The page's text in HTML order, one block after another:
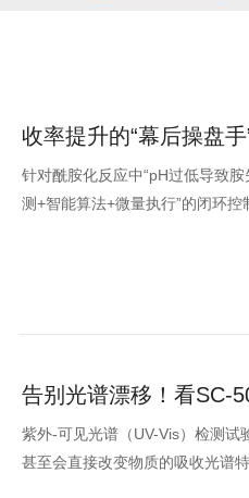
收率提升的“幕后操盘
针对酰胺化反应中“pH过低导致
测+智能算法+微量执行”的闭环
告别光谱漂移！看SC-
紫外-可见光谱（UV-Vis）检测试
甚至会直接改变物质的吸收光谱